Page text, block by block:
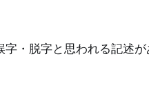
・脱字と思われる記述